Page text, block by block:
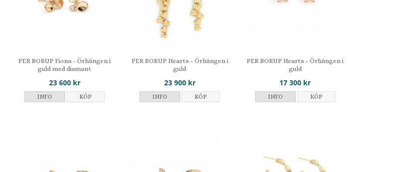
PER BORUP Fiona - Örhängen i
guld med diamant
23 600 kr
INFO KÖP
PER BORUP Hearts - Örhängen i
guld
23 900 kr
INFO KÖP
PER BORUP Hearts - Örhängen i
guld
17 300 kr
INFO KÖP